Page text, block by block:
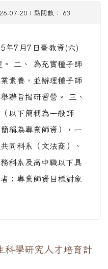
07-20 | 點閱數： 63
年7月7日臺教資(六)
二、 為充實種子師
素養，並辦理種子師
辦旨揭研習營。 三、
以下簡稱為一般師
稱為專業師資），一
同科系（文法商）、
科系及高中職以下具
；專業師資目標對象
科學研究人才培育計